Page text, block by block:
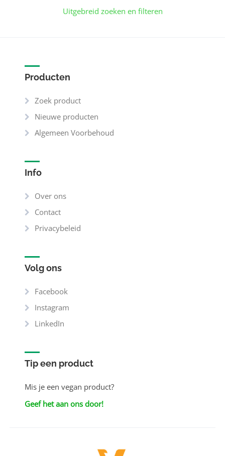
Uitgebreid zoeken en filteren
Producten
Zoek product
Nieuwe producten
Algemeen Voorbehoud
Info
Over ons
Contact
Privacybeleid
Volg ons
Facebook
Instagram
LinkedIn
Tip een product
Mis je een vegan product?
Geef het aan ons door!